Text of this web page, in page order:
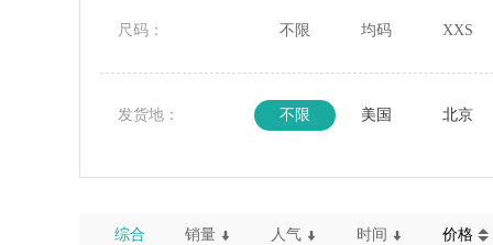
尺码： 不限 均码 XXS
发货地： 不限 美国 北京
综合 销量 人气 时间 价格